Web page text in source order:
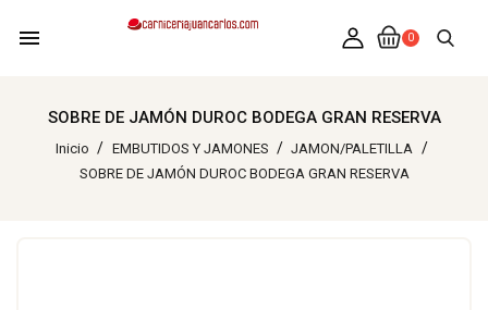
menu 0
SOBRE DE JAMÓN DUROC BODEGA GRAN RESERVA
Inicio EMBUTIDOS Y JAMONES
JAMON/PALETILLA
SOBRE DE JAMÓN DUROC BODEGA GRAN RESERVA